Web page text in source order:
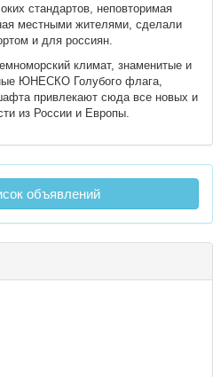
стандартов, неповторимая
местными жителями, сделали
и для россиян.
климат, знаменитые и
ЮНЕСКО Голубого флага,
привлекают сюда все новых и
из России и Европы.
объявлений